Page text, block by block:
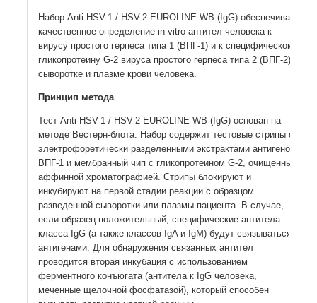
Набор Anti-HSV-1 / HSV-2 EUROLINE-WB (IgG) обеспечивает
качественное определение in vitro антител человека к
вирусу простого герпеса типа 1 (ВПГ-1) и к специфическому
гликопротеину G-2 вируса простого герпеса типа 2 (ВПГ-2) в
сыворотке и плазме крови человека.
Принцип метода
Тест Anti-HSV-1 / HSV-2 EUROLINE-WB (IgG) основан на
методе Вестерн-блота. Набор содержит тестовые стрипы с
электрофоретически разделенными экстрактами антигенов
ВПГ-1 и мембранный чип с гликопротеином G-2, очищенным
аффинной хроматографией. Стрипы блокируют и
инкубируют на первой стадии реакции с образцом
разведенной сыворотки или плазмы пациента. В случае,
если образец положительный, специфические антитела
класса IgG (а также классов IgA и IgM) будут связываться с
антигенами. Для обнаружения связанных антител
проводится вторая инкубация с использованием
ферментного конъюгата (антитела к IgG человека,
меченные щелочной фосфатазой), который способен